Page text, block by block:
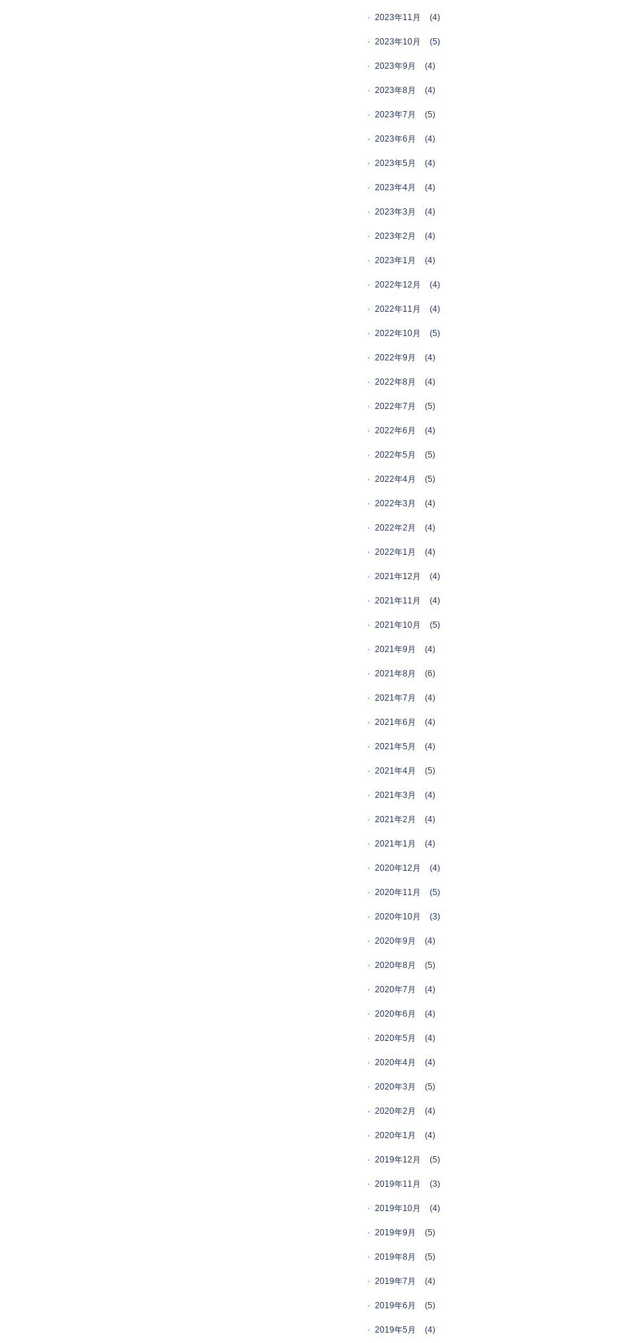
2023年11月 (4)
2023年10月 (5)
2023年9月 (4)
2023年8月 (4)
2023年7月 (5)
2023年6月 (4)
2023年5月 (4)
2023年4月 (4)
2023年3月 (4)
2023年2月 (4)
2023年1月 (4)
2022年12月 (4)
2022年11月 (4)
2022年10月 (5)
2022年9月 (4)
2022年8月 (4)
2022年7月 (5)
2022年6月 (4)
2022年5月 (5)
2022年4月 (5)
2022年3月 (4)
2022年2月 (4)
2022年1月 (4)
2021年12月 (4)
2021年11月 (4)
2021年10月 (5)
2021年9月 (4)
2021年8月 (6)
2021年7月 (4)
2021年6月 (4)
2021年5月 (4)
2021年4月 (5)
2021年3月 (4)
2021年2月 (4)
2021年1月 (4)
2020年12月 (4)
2020年11月 (5)
2020年10月 (3)
2020年9月 (4)
2020年8月 (5)
2020年7月 (4)
2020年6月 (4)
2020年5月 (4)
2020年4月 (4)
2020年3月 (5)
2020年2月 (4)
2020年1月 (4)
2019年12月 (5)
2019年11月 (3)
2019年10月 (4)
2019年9月 (5)
2019年8月 (5)
2019年7月 (4)
2019年6月 (5)
2019年5月 (4)